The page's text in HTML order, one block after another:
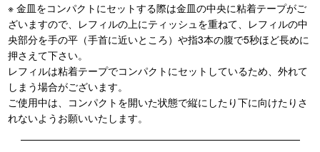
※ 金皿をコンパクトにセットする際は金皿の中央に粘着テープがご
ざいますので、レフィルの上にティッシュを重ねて、レフィルの中
央部分を手の平（手首に近いところ）や指3本の腹で5秒ほど長めに
押さえて下さい。
レフィルは粘着テープでコンパクトにセットしているため、外れて
しまう場合がございます。
ご使用中は、コンパクトを開いた状態で縦にしたり下に向けたりさ
れないようお願いいたします。